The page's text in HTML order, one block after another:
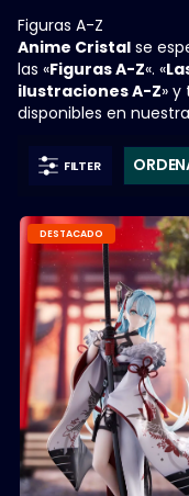
Figuras A-Z
Anime Cristal se
las «Figuras A-Z«. «
ilustraciones A-Z» y
disponibles en
FILTER
DESTACADO